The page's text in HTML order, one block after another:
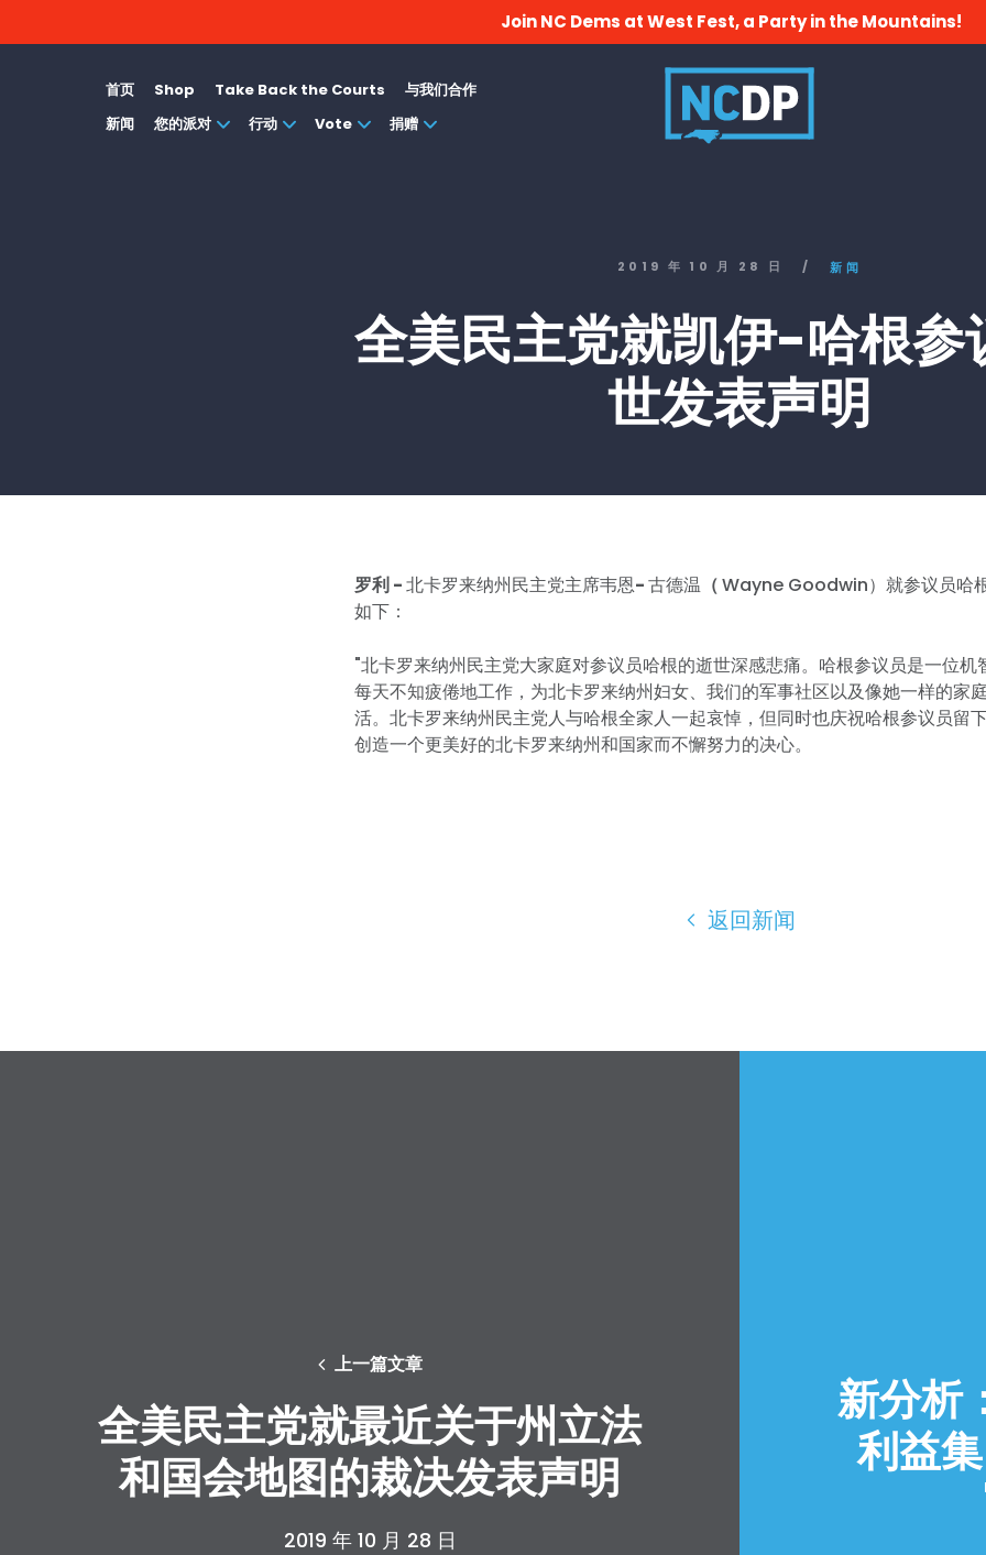
Join NC Dems at West Fest, a Party in the Mountains!
首页 Shop Take Back the Courts
与我们合作
新闻
您的派对 行动 Vote 捐赠
2019 年 10 月 28 日 / 新闻
全美民主党就凯伊-哈根参
世发表声明
罗利 -北卡罗来纳州民主党主席韦恩-古德温 （Wayne Goodwin）就参议员哈
如下：
"北卡罗来纳州民主党大家庭对参议员哈根的逝世深感悲痛。哈根参议员是一位机
每天不知疲倦地工作，为北卡罗来纳州妇女、我们的军事社区以及像她一样的家
活。北卡罗来纳州民主党人与哈根全家人一起哀悼，但同时也庆祝哈根参议员留
创造一个更美好的北卡罗来纳州和国家而不懈努力的决心。
返回新闻
上一篇文章
全美民主党就最近关于州立法
和国会地图的裁决发表声明
2019 年 10 月 28 日
新分析
利益